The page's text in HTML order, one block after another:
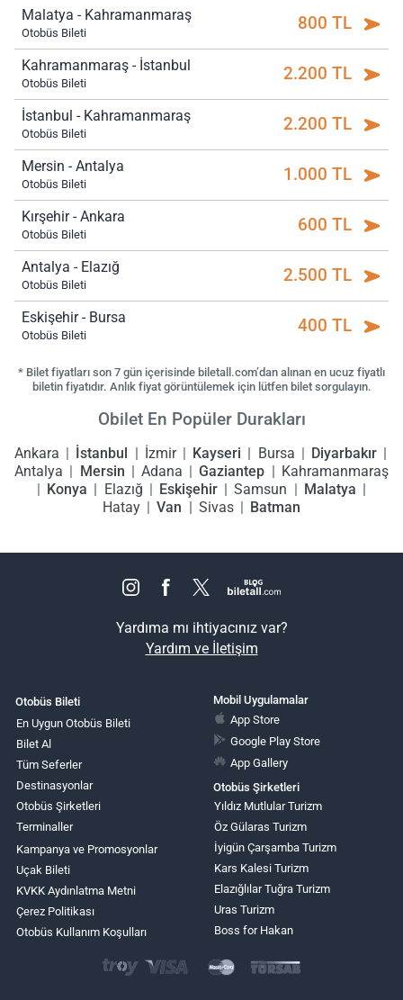
Malatya - Kahramanmaraş
Otobüs Bileti 800 TL
Kahramanmaraş - İstanbul
Otobüs Bileti 2.200 TL
İstanbul - Kahramanmaraş
Otobüs Bileti 2.200 TL
Mersin - Antalya
Otobüs Bileti 1.000 TL
Kırşehir - Ankara
Otobüs Bileti 600 TL
Antalya - Elazığ
Otobüs Bileti 2.500 TL
Eskişehir - Bursa
Otobüs Bileti 400 TL
* Bilet fiyatları son 7 gün içerisinde biletall.com’dan alınan en ucuz fiyatlı
biletin fiyatıdır. Anlık fiyat görüntülemek için lütfen bilet sorgulayın.
Obilet En Popüler Durakları
Ankara İstanbul İzmir Kayseri Bursa
Diyarbakır
Antalya
Mersin Adana Gaziantep
Kahramanmaraş
Konya
Elazığ Eskişehir Samsun
Malatya
Hatay
Van Sivas Batman
Yardıma mı ihtiyacınız var?
Yardım ve İletişim
Otobüs Bileti
En Uygun Otobüs Bileti
Bilet Al
Tüm Seferler
Destinasyonlar
Otobüs Şirketleri
Terminaller
Kampanya ve Promosyonlar
Uçak Bileti
KVKK Aydınlatma Metni
Çerez Politikası
Otobüs Kullanım Koşulları
Mobil Uygulamalar
App Store
Google Play Store
App Gallery
Otobüs Şirketleri
Yıldız Mutlular Turizm
Öz Gülaras Turizm
İyigün Çarşamba Turizm
Kars Kalesi Turizm
Elazığlılar Tuğra Turizm
Uras Turizm
Boss for Hakan